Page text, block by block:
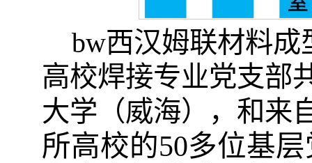
bw西汉姆联材料
高校焊接专业党支部
大学（威海），和来
所高校的50多位基